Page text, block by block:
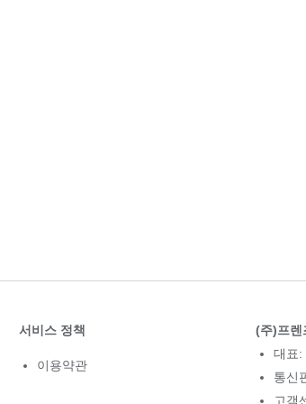
서비스 정책
이용약관
(주)프렌
대표:
통신
고객